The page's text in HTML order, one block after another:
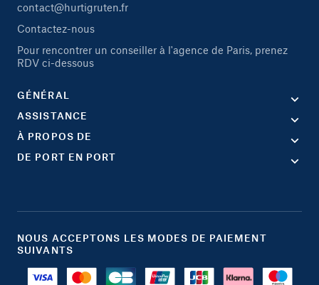
contact@hurtigruten.fr
Contactez-nous
Pour rencontrer un conseiller à l'agence de Paris, prenez
RDV ci-dessous
GÉNÉRAL
ASSISTANCE
À PROPOS DE
DE PORT EN PORT
NOUS ACCEPTONS LES MODES DE PAIEMENT
SUIVANTS